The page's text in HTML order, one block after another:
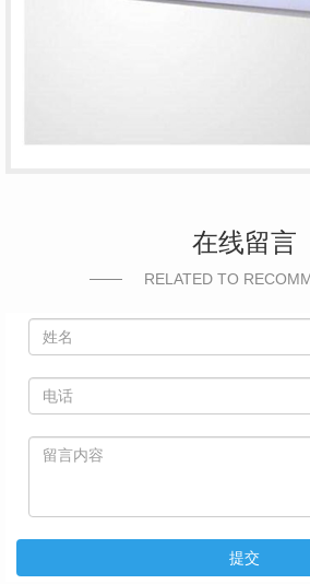
在线留言
RELATED TO
提交